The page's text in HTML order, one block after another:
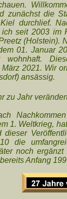
zunächst die
durchlief.
seit 2003 im
(Holstein).
01. Januar
wohnhaft.
2021. Wir
ansässig.
zu Jahr
1. Weltkrieg,
dieser
die
noch
Anfang